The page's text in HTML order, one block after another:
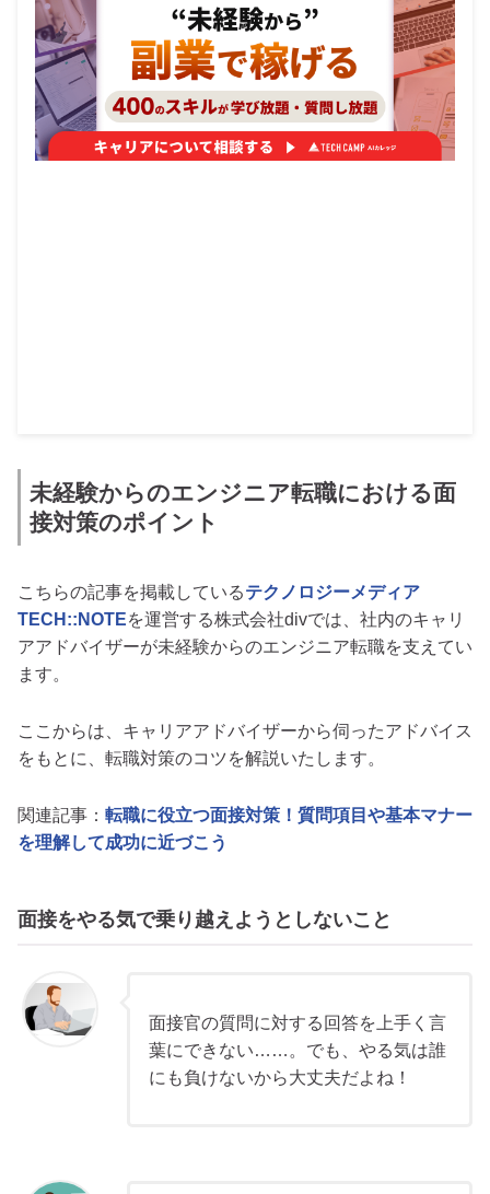
未経験からのエンジニア転職における面
接対策のポイント
こちらの記事を掲載しているテクノロジーメディア
TECH::NOTEを運営する株式会社divでは、社内のキャリ
アアドバイザーが未経験からのエンジニア転職を支えてい
ます。
ここからは、キャリアアドバイザーから伺ったアドバイス
をもとに、転職対策のコツを解説いたします。
関連記事： 転職に役立つ面接対策！質問項目や基本マナー
を理解して成功に近づこう
面接をやる気で乗り越えようとしないこと
面接官の質問に対する回答を上手く言
葉にできない……。でも、やる気は誰
にも負けないから大丈夫だよね！